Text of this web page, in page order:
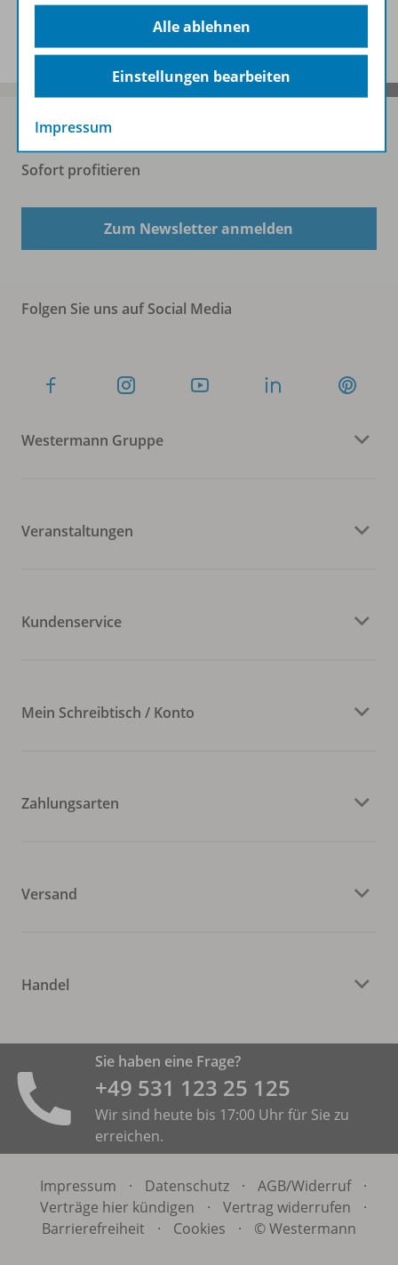
Sofort profitieren
Zum Newsletter anmelden
Folgen Sie uns auf Social Media
Westermann Gruppe
Veranstaltungen
Kundenservice
Mein Schreibtisch / Konto
Zahlungsarten
Versand
Handel
Sie haben eine Frage?
+49 531 ­123 25 125
Wir sind heute bis 17:00 Uhr für Sie zu
erreichen.
Impressum · Datenschutz · AGB/Widerruf
·
Verträge hier kündigen
· Vertrag widerrufen
·
Barrierefreiheit
· Cookies · © Westermann
Alle ablehnen
Einstellungen bearbeiten
Impressum